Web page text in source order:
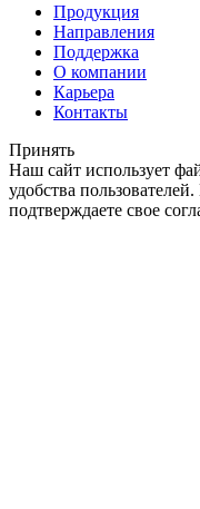
Продукция
Направления
Поддержка
О компании
Карьера
Контакты
Принять
Наш сайт использует
удобства
подтверждаете свое